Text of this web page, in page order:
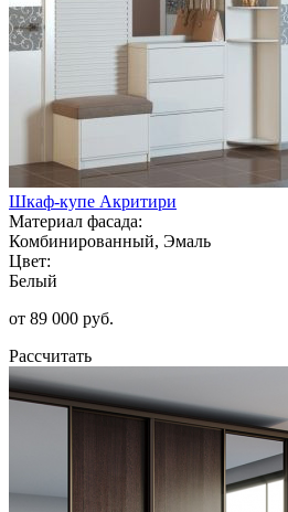
Шкаф-купе Акритири
Материал фасада:
Комбинированный, Эмаль
Цвет:
Белый
от 89 000 руб.
Рассчитать